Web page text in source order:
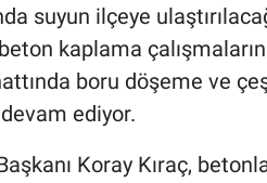
suyun ilçeye
kaplama
boru döşeme ve
ediyor.
Koray Kıraç,